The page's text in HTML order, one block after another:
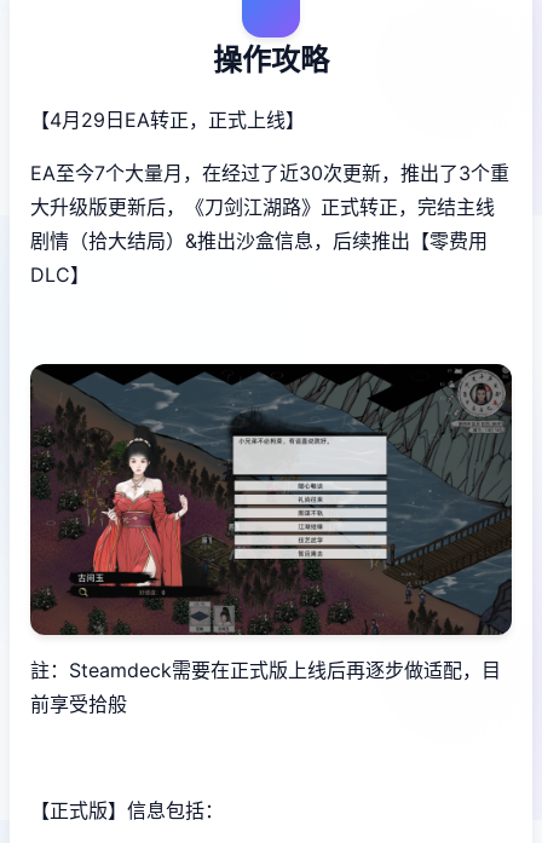
操作攻略
【4月29日EA转正，正式上线】
EA至今7个大量月，在经过了近30次更新，推出了3个重
大升级版更新后，《刀剑江湖路》正式转正，完结主线
剧情（拾大结局）&推出沙盒信息，后续推出【零费用
DLC】
註：Steamdeck需要在正式版上线后再逐步做适配，目
前享受拾般
【正式版】信息包括：